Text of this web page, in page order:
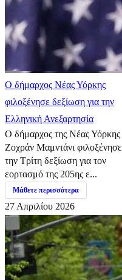
Ο δήμαρχος Νέας Υόρκης
φιλοξένησε δεξίωση για την
Ελληνική Ανεξαρτησία
Ο δήμαρχος της Νέας Υόρκης
Ζοχράν Μαμντάνι φιλοξένησε
την Τρίτη δεξίωση για τον
εορτασμό της 205ης ε...
Μάθετε περισσότερα
27 Απριλίου 2026